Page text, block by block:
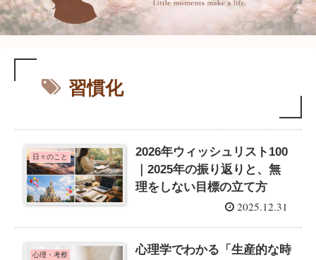
習慣化
日々のこと
2026年ウィッシュリスト100
｜2025年の振り返りと、無
理をしない目標の立て方
2025.12.31
心理・考察
心理学でわかる「生産的な時